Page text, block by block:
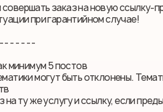
заказ на новую ссылку-
при гарантийном случае!
- - - - - -
минимум 5 постов
могут быть отклонены.
ту же услугу и ссылку, если